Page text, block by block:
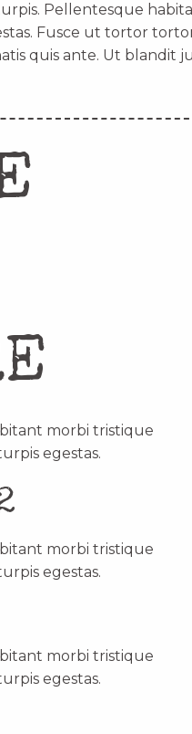
Pellentesque
Fusce ut tortor
quis ante. Ut blandit
morbi tristique
egestas.
morbi tristique
egestas.
morbi tristique
egestas.